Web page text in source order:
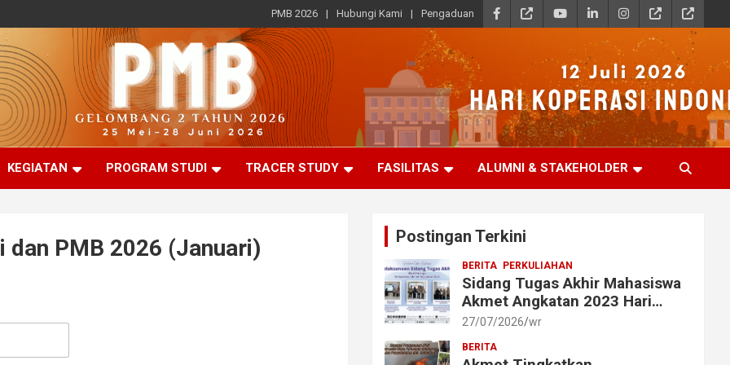
PMB 2026 Hubungi Kami Pengaduan
KEGIATAN PROGRAM STUDI TRACER STUDY FASILITAS ALUMNI & STAKEHOLDER
PMB 2026 (Januari) Postingan Terkini
BERITA PERKULIAHAN
Sidang Tugas Akhir Mahasiswa
Akmet Angkatan 2023 Hari
Ketiga Berlangsung Lancar
27/07/2026 wr
BERITA